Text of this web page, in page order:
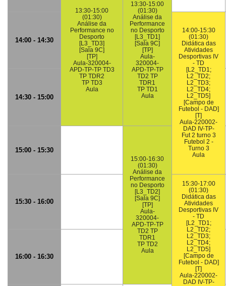
13:30-15:00
(01:30)
Análise da
Performance no
Desporto
[L3_TD3]
[Sala 9C]
[TP]
Aula-320004-
APD-TP-TP TD3
TP TDR2
TP TD3
Aula
13:30-15:00
(01:30)
Análise da
Performance
no Desporto
[L3_TD1]
[Sala 9C]
[TP]
Aula-
320004-
APD-TP-TP
TD2 TP
TDR1
TP TD1
Aula
14:00 - 14:30
14:00-15:30
(01:30)
Didática das
Atividades
Desportivas IV
- TD
[L2_TD1;
L2_TD2;
L2_TD3;
L2_TD4;
L2_TD5]
[Campo de
Futebol - DAD]
[T]
Aula-220002-
DAD IV-TP-
Fut 2 turno 3
Futebol 2 -
Turno 3
Aula
14:30 - 15:00
15:00 - 15:30
15:00-16:30
(01:30)
Análise da
Performance
no Desporto
[L3_TD2]
[Sala 9C]
[TP]
Aula-
320004-
APD-TP-TP
TD2 TP
TDR1
TP TD2
Aula
15:30 - 16:00
15:30-17:00
(01:30)
Didática das
Atividades
Desportivas IV
- TD
[L2_TD1;
L2_TD2;
L2_TD3;
L2_TD4;
L2_TD5]
[Campo de
Futebol - DAD]
[T]
Aula-220002-
DAD IV-TP-
16:00 - 16:30